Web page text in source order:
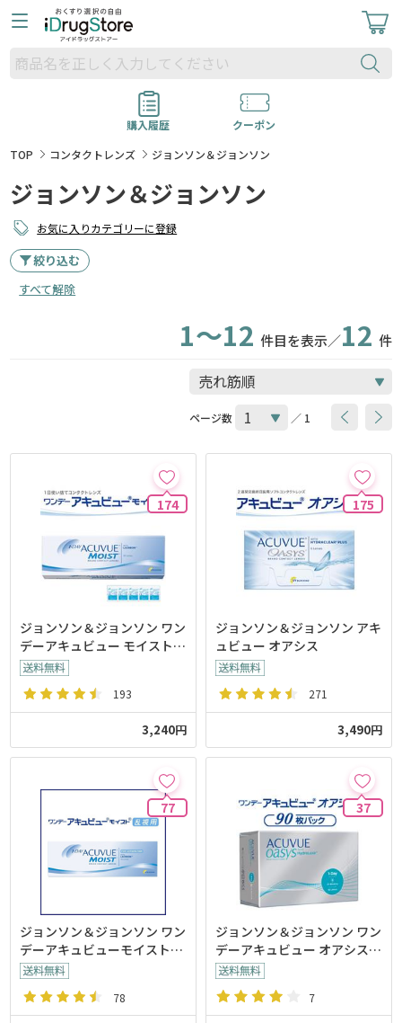
購入履歴
クーポン
TOP
コンタクトレンズ ジョンソン＆ジョンソン
ジョンソン＆ジョンソン
お気に入りカテゴリーに登録
絞り込む
すべて解除
1～12 件目を表示／12 件
ページ数 ／ 1
174
ジョンソン＆ジョンソン ワン
デーアキュビュー モイスト
【30枚入り】
193
3,240円
175
ジョンソン＆ジョンソン アキ
ュビュー オアシス
271
3,490円
77
ジョンソン＆ジョンソン ワン
デーアキュビューモイスト乱
視用【30枚入り】
78
37
ジョンソン＆ジョンソン ワン
デーアキュビュー オアシス
【90枚入】
7